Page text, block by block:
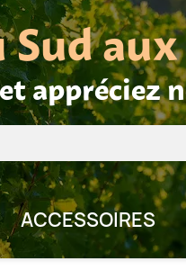
Sud
appréciez
ACCESSOIRES